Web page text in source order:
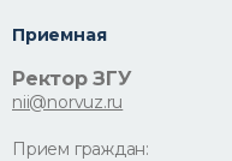
Приемная
Ректор ЗГУ
nii@norvuz.ru
Прием граждан: